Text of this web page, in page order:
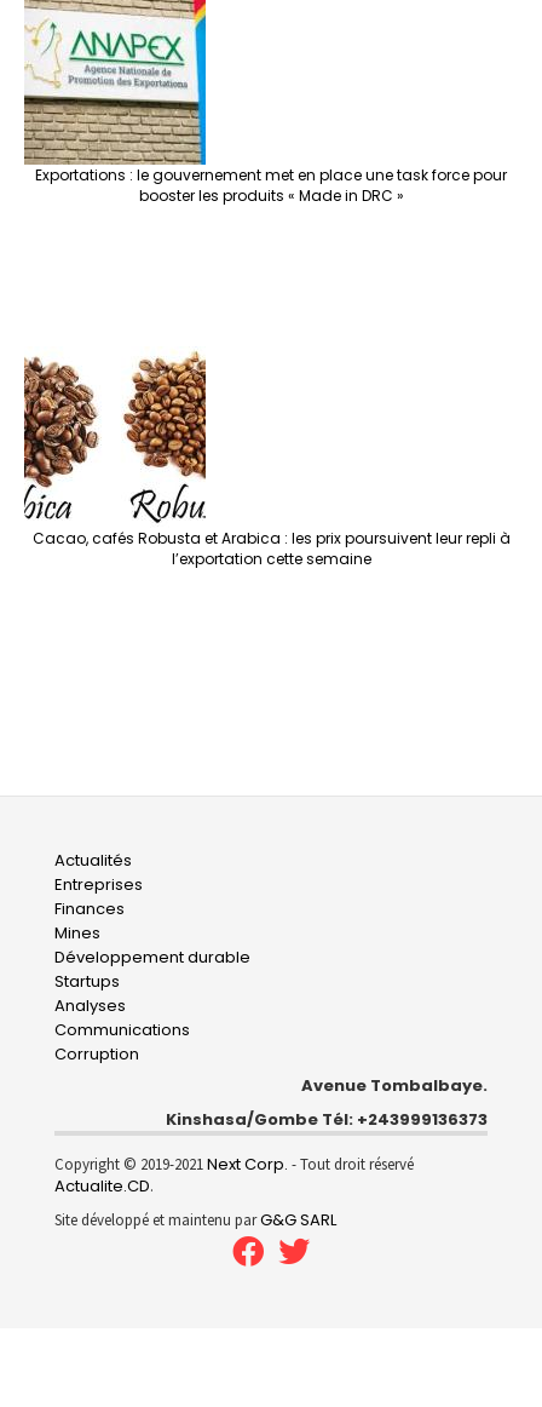
Exportations : le gouvernement met en place une task force pour
booster les produits « Made in DRC »
Cacao, cafés Robusta et Arabica : les prix poursuivent leur repli à
l’exportation cette semaine
Main
navigation
Actualités
Entreprises
Finances
Mines
Développement durable
Startups
Analyses
Communications
Corruption
Avenue Tombalbaye.
Kinshasa/Gombe Tél: +243999136373
Copyright © 2019-2021Next Corp. - Tout droit réservé
Actualite.CD.
Site développé et maintenu parG&G SARL